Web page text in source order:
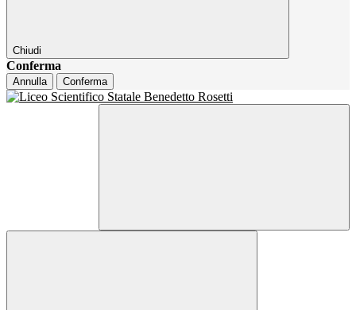
Chiudi
Conferma
Annulla Conferma